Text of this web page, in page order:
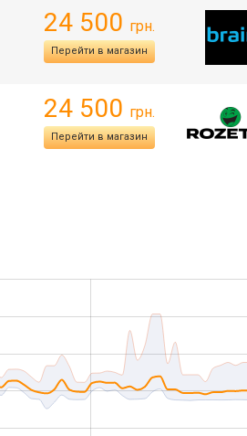
24 500 грн.
Перейти в магазин
24 500 грн.
Перейти в магазин